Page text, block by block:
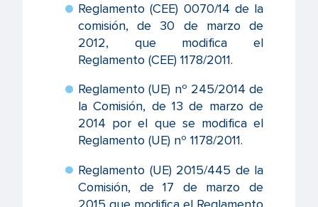
Reglamento (CEE) 0070/14 de la
comisión, de 30 de marzo de
2012, que modifica el
Reglamento (CEE) 1178/2011.
Reglamento (UE) nº 245/2014 de
la Comisión, de 13 de marzo de
2014 por el que se modifica el
Reglamento (UE) nº 1178/2011.
Reglamento (UE) 2015/445 de la
Comisión, de 17 de marzo de
2015 que modifica el Reglamento